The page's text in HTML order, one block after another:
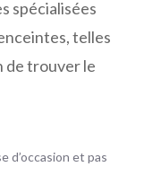
spécialisées
telles
de trouver le
d’occasion et pas